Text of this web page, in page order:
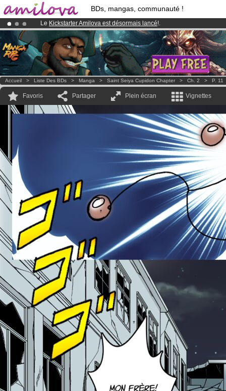
BDs, mangas, communauté !
Le Kickstarter Amilova est désormais lancé!.
Déjà 100000membreset 1000BDs & Mangas!
Abonnement premium: à partir de
3.95 eurospar mois !Clique ici
Accueil > Liste Des BDs > Manga > Saint Seiya Cupidon Chapter > Ch. 2 > P. 11
Favoris Partager Plein écran Vignettes